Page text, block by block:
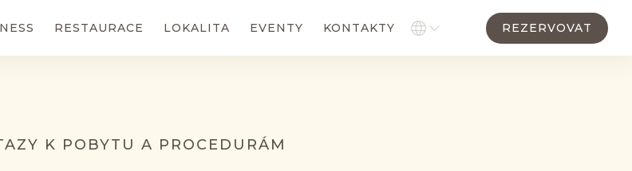
RESTAURACE LOKALITA EVENTY KONTAKTY REZERVOVAT
K POBYTU A PROCEDURÁM